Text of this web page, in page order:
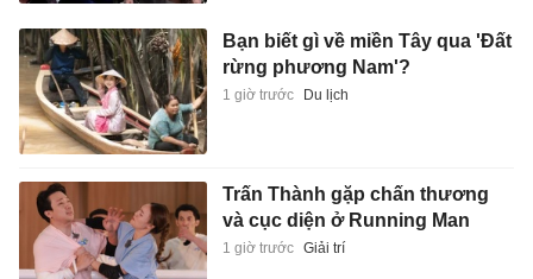
Bạn biết gì về miền Tây qua 'Đất
rừng phương Nam'?
1 giờ trước Du lịch
Trấn Thành gặp chấn thương
và cục diện ở Running Man
1 giờ trước Giải trí